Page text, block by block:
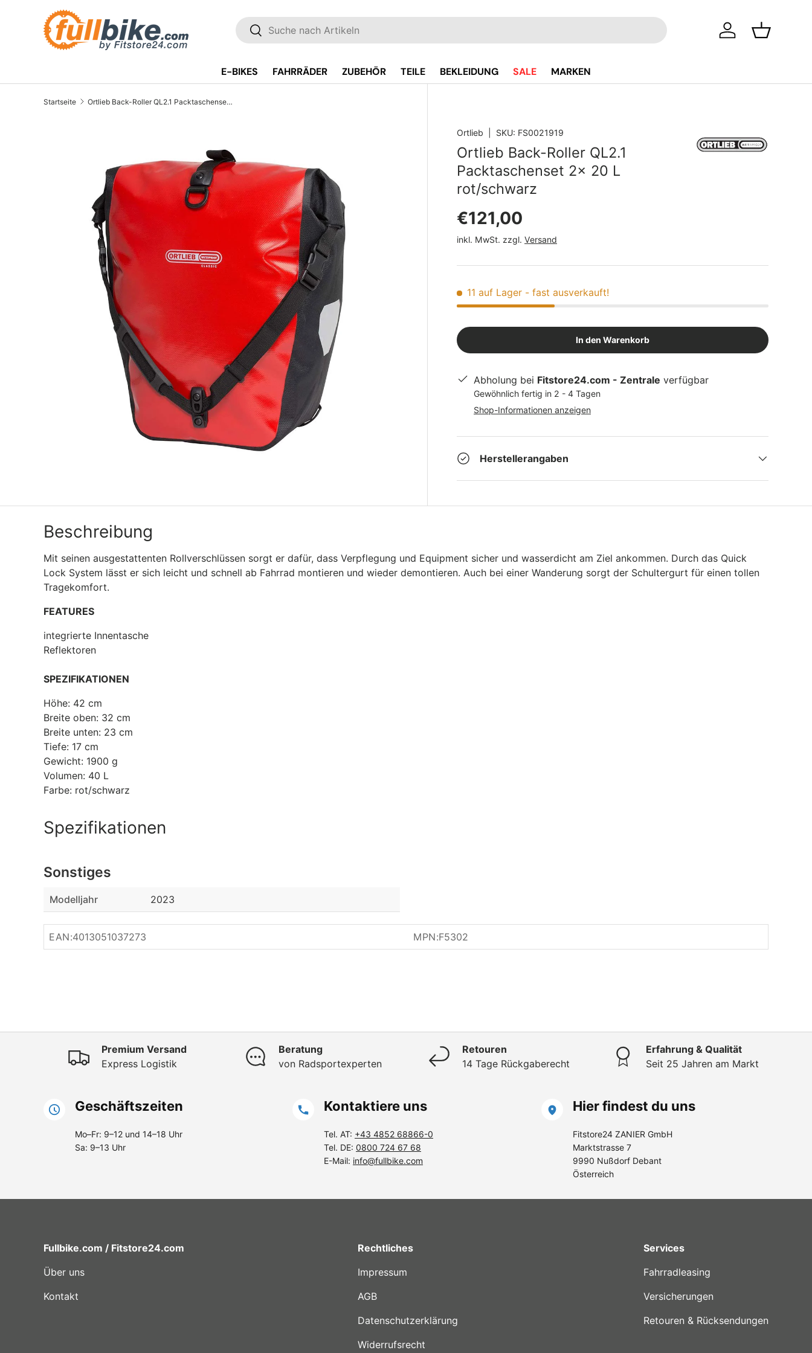
Direkt zum Inhalt SUCHEN
Suchen
Einloggen
E-BIKES FAHRRÄDER ZUBEHÖR TEILE BEKLEIDUNG SALE MARKEN
Startseite Ortlieb Back-Roller QL2.1 Packtaschenset 2x 20 L rot/schwarz
Ortlieb SKU: FS0021919
Ortlieb Back-Roller QL2.1
Packtaschenset 2x 20 L
rot/schwarz
Normaler Preis
€121,00
inkl. MwSt. zzgl. Versand
11 auf Lager - fast ausverkauft!
In den Warenkorb
Abholung bei Fitstore24.com - Zentrale verfügbar
Gewöhnlich fertig in 2 - 4 Tagen
Shop-Informationen anzeigen
Herstellerangaben
Beschreibung
Mit seinen ausgestattenten Rollverschlüssen sorgt er dafür, dass Verpflegung und Equipment sicher und wasserdicht am Ziel ankommen. Durch das Quick
Lock System lässt er sich leicht und schnell ab Fahrrad montieren und wieder demontieren. Auch bei einer Wanderung sorgt der Schultergurt für einen tollen
Tragekomfort.
FEATURES
integrierte Innentasche
Reflektoren
SPEZIFIKATIONEN
Höhe: 42 cm
Breite oben: 32 cm
Breite unten: 23 cm
Tiefe: 17 cm
Gewicht: 1900 g
Volumen: 40 L
Farbe: rot/schwarz
Spezifikationen
Sonstiges
Modelljahr 2023
EAN:4013051037273 MPN:F5302
Premium Versand
Express Logistik
Beratung
von Radsportexperten
Retouren
14 Tage Rückgaberecht
Erfahrung & Qualität
Seit 25 Jahren am Markt
Geschäftszeiten
Mo–Fr: 9–12 und 14–18 Uhr
Sa: 9–13 Uhr
Kontaktiere uns
Tel. AT: +43 4852 68866-0
Tel. DE: 0800 724 67 68
E-Mail: info@fullbike.com
Hier findest du uns
Fitstore24 ZANIER GmbH
Marktstrasse 7
9990 Nußdorf Debant
Österreich
Fullbike.com / Fitstore24.com
Über uns
Kontakt
Rechtliches
Impressum
AGB
Datenschutzerklärung
Widerrufsrecht
Services
Fahrradleasing
Versicherungen
Retouren & Rücksendungen